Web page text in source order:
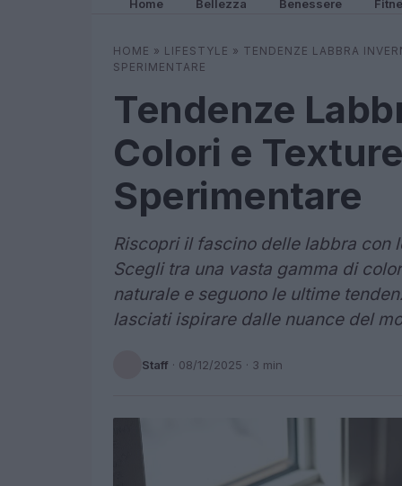
Home Bellezza Benessere
HOME » LIFESTYLE » TENDENZE LABBRA
SPERIMENTARE
Tendenze
Colori e
Sperimentare
Riscopri il fascino delle labbra con
Scegli tra una vasta gamma di
naturale e seguono le ultime
lasciati ispirare dalle nuance del
Staff · 08/12/2025 · 3 min